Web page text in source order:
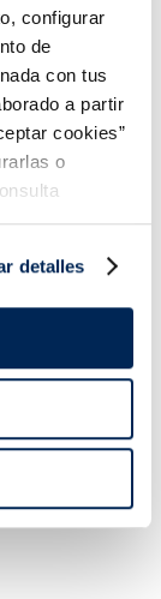
configurar
de
con tus
a partir
cookies”
o
detalles
Unitat 30 m
Añadir